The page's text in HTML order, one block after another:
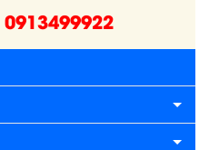
0913499922